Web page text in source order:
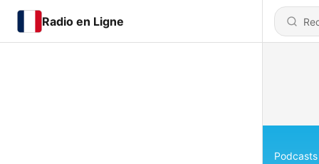
Radio en Ligne
Podcasts